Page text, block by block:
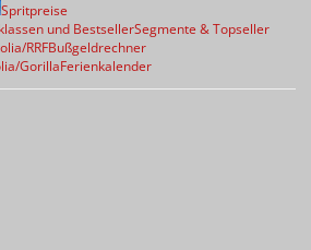
Spritpreise
Segmente & Topseller
Bußgeldrechner
Ferienkalender